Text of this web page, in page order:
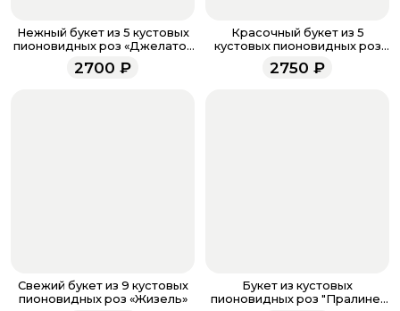
звоните по номеру телефона
8 (927) 936-71-86
или
напишите WhatsApp +7 937 333-66-53. Наши
менеджеры работают ежедневно с 9.00 до 23.00 и
всегда рады проконсультировать вас.
Нежный букет из 5 кустовых
пионовидных роз «Джелато»
2700 ₽
Красочный букет из 5
кустовых пионовидных роз
"Летняя роза" (5)
2750 ₽
Свежий букет из 9 кустовых
пионовидных роз «Жизель»
Букет из кустовых
пионовидных роз "Пралине"